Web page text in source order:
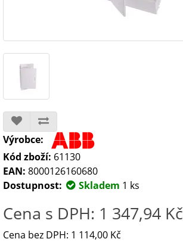
Výrobce:
Kód zboží: 61130
EAN: 8000126160680
Dostupnost:
Skladem 1 ks
Cena s DPH: 1 347,94 Kč
Cena bez DPH: 1 114,00 Kč